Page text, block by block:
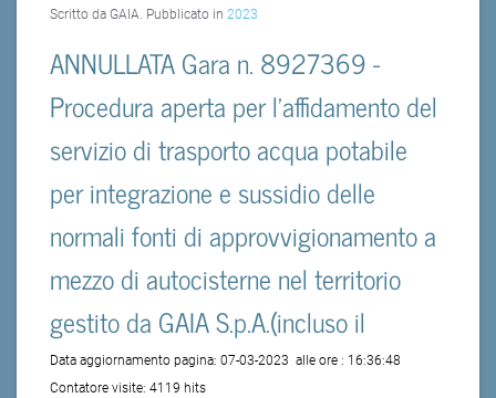
Scritto da GAIA. Pubblicato in 2023
ANNULLATA Gara n. 8927369 -
Procedura aperta per l’affidamento del
servizio di trasporto acqua potabile
per integrazione e sussidio delle
normali fonti di approvvigionamento a
mezzo di autocisterne nel territorio
gestito da GAIA S.p.A.(incluso il
Data aggiornamento pagina: 07-03-2023 alle ore : 16:36:48
Contatore visite: 4119 hits